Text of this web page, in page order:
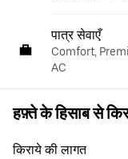
पात्र सेवाएँ
Comfort,
AC
हफ़्ते के हिसाब से
किराये की लागत